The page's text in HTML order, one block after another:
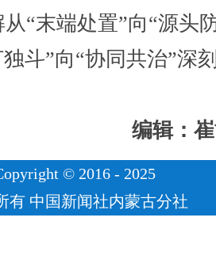
“末端处置”向“源头
斗”向“协同共治”深
编辑：
© 2016 - 2025
有 中国新闻社内蒙古分社